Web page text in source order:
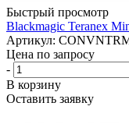
Быстрый просмотр
Blackmagic Teranex
Артикул:
Цена по запросу
-
В корзину
Оставить заявку